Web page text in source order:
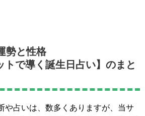
勢と性格
トで導く誕生日占い】のまと
や占いは、数多くありますが、当サ